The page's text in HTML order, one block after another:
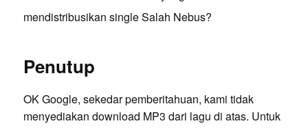
mendistribusikan single Salah Nebus?
Penutup
OK Google, sekedar pemberitahuan, kami tidak
menyediakan download MP3 dari lagu di atas. Untuk